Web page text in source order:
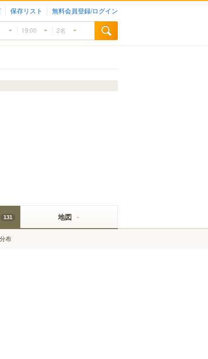
保存リスト 無料会員登録/ログイン
131
布
地図